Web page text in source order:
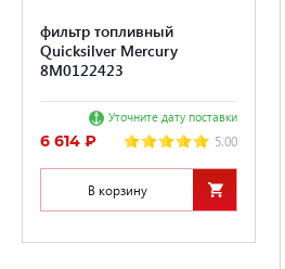
фильтр топливный
Quicksilver Mercury
8M0122423
Уточните дату поставки
6 614 ₽ 5.00
В корзину